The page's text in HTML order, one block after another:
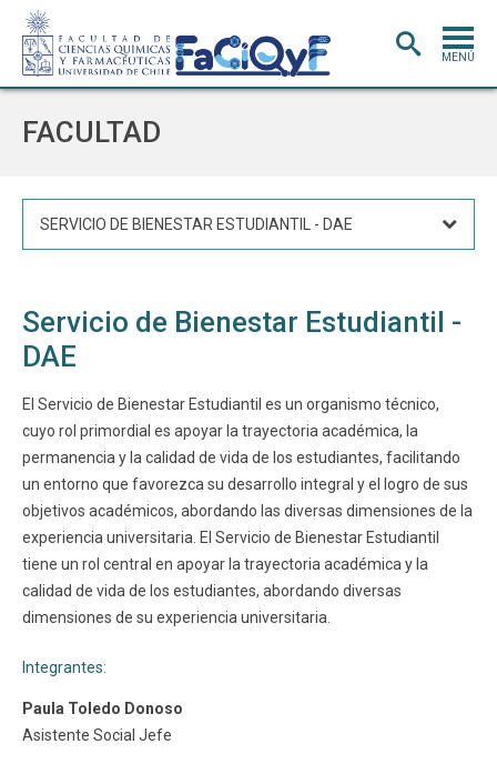
MENÚ
EXTENSIÓNY VINCULACIÓN
DEPARTAMENTOS
FACULTAD
Estudiantes Académicos
Funcionarios Egresados
FACULTAD
SERVICIO DE BIENESTAR ESTUDIANTIL - DAE
Servicio de Bienestar Estudiantil -
DAE
El Servicio de Bienestar Estudiantil es un organismo técnico,
cuyo rol primordial es apoyar la trayectoria académica, la
permanencia y la calidad de vida de los estudiantes, facilitando
un entorno que favorezca su desarrollo integral y el logro de sus
objetivos académicos, abordando las diversas dimensiones de la
experiencia universitaria. El Servicio de Bienestar Estudiantil
tiene un rol central en apoyar la trayectoria académica y la
calidad de vida de los estudiantes, abordando diversas
dimensiones de su experiencia universitaria.
Integrantes:
Paula Toledo Donoso
Asistente Social Jefe